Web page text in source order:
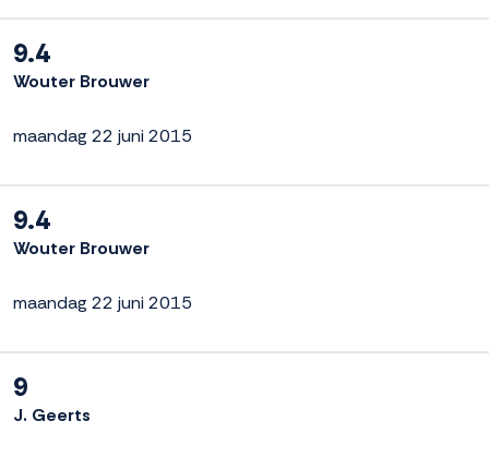
9.4
Wouter Brouwer
maandag 22 juni 2015
9.4
Wouter Brouwer
maandag 22 juni 2015
9
J. Geerts